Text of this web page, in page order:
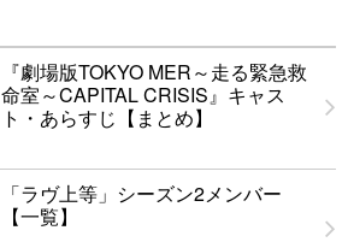
『劇場版TOKYO MER～走る緊急救
命室～CAPITAL CRISIS』キャス
ト・あらすじ【まとめ】
「ラヴ上等」シーズン2メンバー
【一覧】